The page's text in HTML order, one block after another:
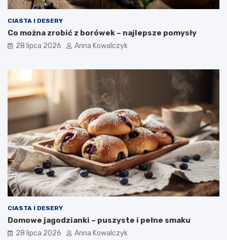
CIASTA I DESERY
Co można zrobić z borówek – najlepsze pomysły
28 lipca 2026 Anna Kowalczyk
CIASTA I DESERY
Domowe jagodzianki – puszyste i pełne smaku
28 lipca 2026 Anna Kowalczyk